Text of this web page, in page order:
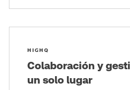
HIGHQ
Colaboración y
un solo lugar